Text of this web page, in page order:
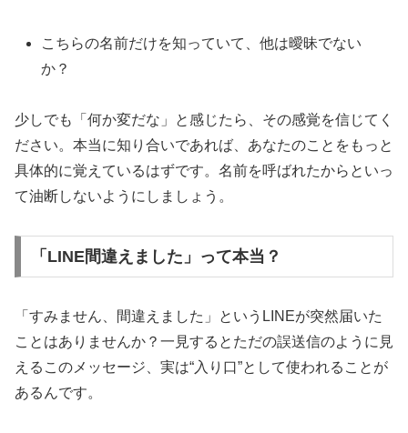
こちらの名前だけを知っていて、他は曖昧でない
か？
少しでも「何か変だな」と感じたら、その感覚を信じてく
ださい。本当に知り合いであれば、あなたのことをもっと
具体的に覚えているはずです。名前を呼ばれたからといっ
て油断しないようにしましょう。
「LINE間違えました」って本当？
「すみません、間違えました」というLINEが突然届いた
ことはありませんか？一見するとただの誤送信のように見
えるこのメッセージ、実は“入り口”として使われることが
あるんです。